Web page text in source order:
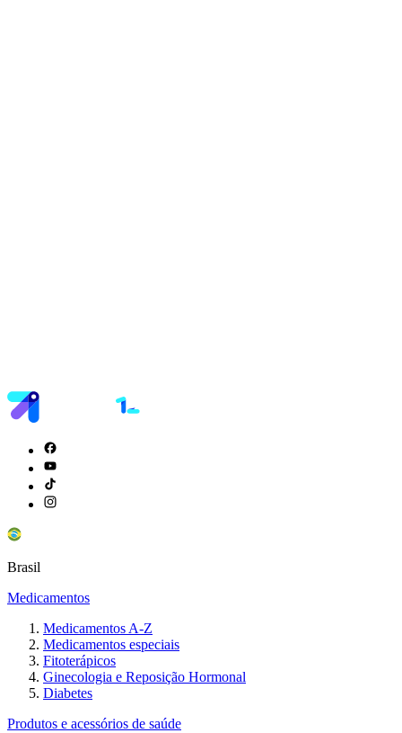
Brasil
Medicamentos
Medicamentos A-Z
Medicamentos especiais
Fitoterápicos
Ginecologia e Reposição Hormonal
Diabetes
Produtos e acessórios de saúde